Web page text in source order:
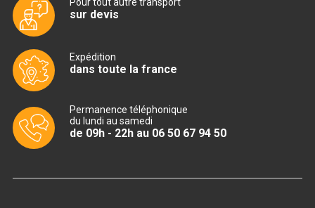
CHAUFFE FRITES
CHAUFFE FRITES SÉRIE UOC
CHAUFFE FRITES 600 ÉLECTRIQUE
Pour tout autre transport
sur devis
Expédition
dans toute la france
Permanence téléphonique
du lundi au samedi
de 09h - 22h au 06 50 67 94 50